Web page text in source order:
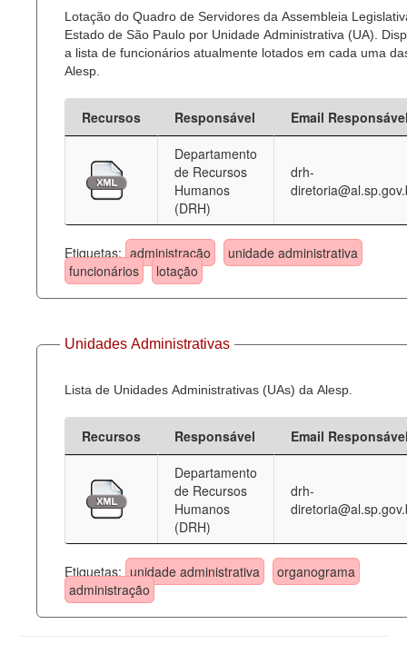
Lotação do Quadro de Servidores da Assembleia
Estado de São Paulo por Unidade Administrativa (UA).
a lista de funcionários atualmente lotados em cada uma
Alesp.
Recursos Responsável
Email
Departamento
de Recursos
Humanos
(DRH)
drh-
Etiquetas: administração
unidade administrativa
funcionários
lotação
Unidades Administrativas
Lista de Unidades Administrativas (UAs) da Alesp.
Recursos Responsável
Email
Departamento
de Recursos
Humanos
(DRH)
drh-
Etiquetas: unidade administrativa
organograma
administração